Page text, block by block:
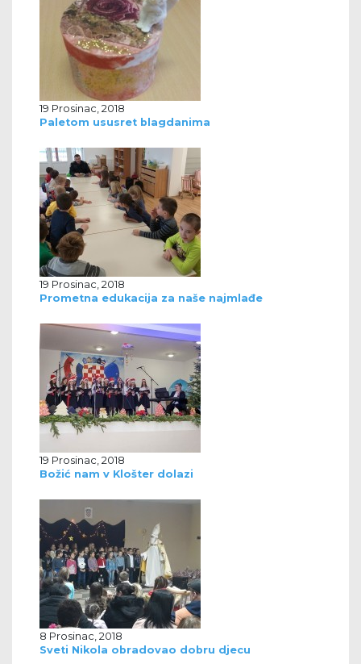
19 Prosinac, 2018
Paletom ususret blagdanima
19 Prosinac, 2018
Prometna edukacija za naše najmlađe
19 Prosinac, 2018
Božić nam v Klošter dolazi
8 Prosinac, 2018
Sveti Nikola obradovao dobru djecu